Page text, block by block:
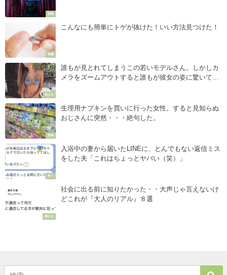
恐怖
知識
こんなにも簡単にトゲが抜けた！いい方法見つけた！
刺さる
誰もが見とれてしまうこの若いモデルさん。しかしカ
メラをズームアウトすると誰もが彼女の姿に驚いてし
恐怖
生理用ナプキンを買いに行った女性。すると見知らぬ
おじさんに突然・・・絶句した。
笑う
入浴中の妻から届いたLINEに、とんでもない返信ミス
をした夫「これはちょっとヤバい（笑）」
刺さる
社会に出る前に知りたかった・・大声じゃ言えないけ
どこれが『大人のリアル』８選